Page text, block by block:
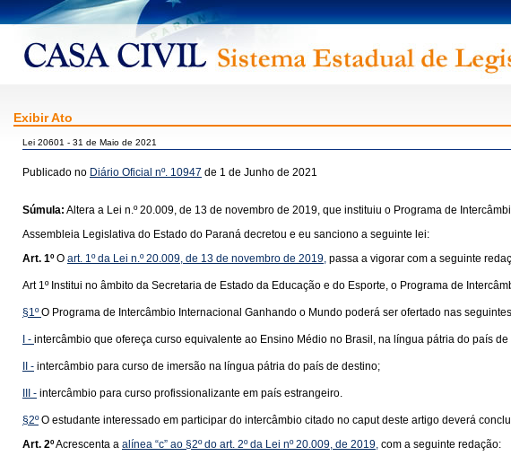
Exibir Ato
Lei 20601 - 31 de Maio de 2021
Publicado no Diário Oficial nº. 10947 de 1 de Junho de 2021
Súmula: Altera a Lei n.º 20.009, de 13 de novembro de 2019, que instituiu o Programa de
Assembleia Legislativa do Estado do Paraná decretou e eu sanciono a seguinte lei:
Art. 1º O art. 1º da Lei n.º 20.009, de 13 de novembro de 2019, passa a vigorar com a seguinte
Art 1º Institui no âmbito da Secretaria de Estado da Educação e do Esporte, o Programa de
§1ºO Programa de Intercâmbio Internacional Ganhando o Mundo poderá ser ofertado nas
I - intercâmbio que ofereça curso equivalente ao Ensino Médio no Brasil, na língua pátria do país de
II - intercâmbio para curso de imersão na língua pátria do país de destino;
III - intercâmbio para curso profissionalizante em país estrangeiro.
§2ºO estudante interessado em participar do intercâmbio citado no caput deste artigo deverá
Art. 2ºAcrescenta a alínea “c” ao §2º do art. 2º da Lei nº 20.009, de 2019, com a seguinte redação: